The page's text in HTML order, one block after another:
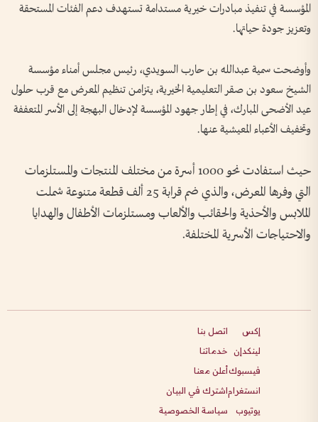
المؤسسة في تنفيذ مبادرات خيرية مستدامة تستهدف دعم الفئات المستحقة
وتعزيز جودة حياتها.
وأوضحت سمية عبدالله بن حارب السويدي، رئيس مجلس أمناء مؤسسة
الشيخ سعود بن صقر التعليمية الخيرية، يتزامن تنظيم المعرض مع قرب حلول
عيد الأضحى المبارك، في إطار جهود المؤسسة لإدخال البهجة إلى الأسر المتعففة
وتخفيف الأعباء المعيشية عنها.
حيث استفادت نحو 1000 أسرة من مختلف المنتجات والمستلزمات
التي وفرها المعرض، والذي ضم قرابة 25 ألف قطعة متنوعة شملت
الملابس والأحذية والحقائب والألعاب ومستلزمات الأطفال والهدايا
والاحتياجات الأسرية المختلفة.
إكس
لينكدإن
فيسبوك
انستغرام
يوتيوب
اتصل بنا
خدماتنا
أعلن معنا
اشترك في البيان
سياسة الخصوصية